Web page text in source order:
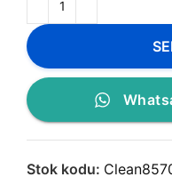
Stok kodu: